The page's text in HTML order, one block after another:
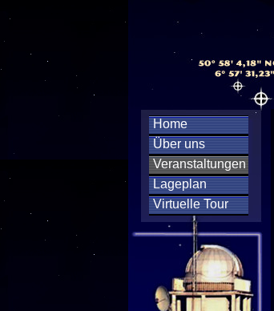
Home
Über uns
Veranstaltungen
Lageplan
Virtuelle Tour